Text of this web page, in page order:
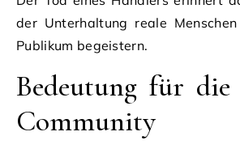
der Unterhaltung reale
Publikum begeistern.
Bedeutung für
Community